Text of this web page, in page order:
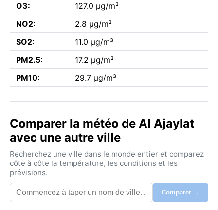
O3:
127.0 µg/m³
NO2:
2.8 µg/m³
SO2:
11.0 µg/m³
PM2.5:
17.2 µg/m³
PM10:
29.7 µg/m³
Comparer la météo de Al Ajaylat
avec une autre ville
Recherchez une ville dans le monde entier et comparez
côte à côte la température, les conditions et les
prévisions.
Comparer →